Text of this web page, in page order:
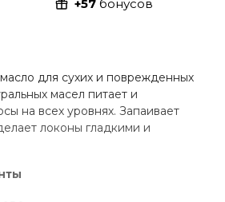
+57 бонусов
для сухих и поврежденных
масел питает и
на всех уровнях. Запаивает
локоны гладкими и